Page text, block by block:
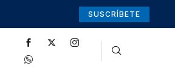
SUSCRÍBETE